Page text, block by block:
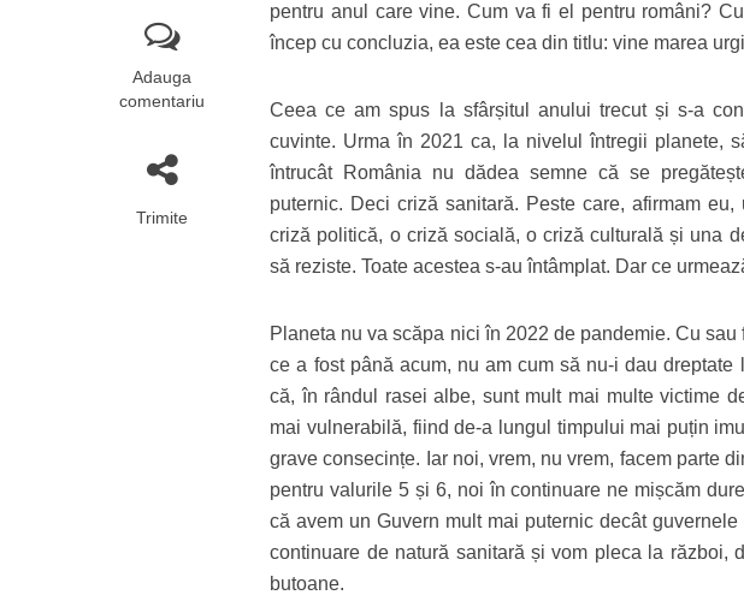
Adauga
comentariu
Trimite
pentru anul care vine. Cum va fi el pentru români?
încep cu concluzia, ea este cea din titlu: vine marea
Ceea ce am spus la sfârșitul anului trecut și s-a
cuvinte. Urma în 2021 ca, la nivelul întregii planete,
întrucât România nu dădea semne că se
puternic. Deci criză sanitară. Peste care, afirmam
criză politică, o criză socială, o criză culturală și una
să reziste. Toate acestea s-au întâmplat. Dar ce
Planeta nu va scăpa nici în 2022 de pandemie. Cu
ce a fost până acum, nu am cum să nu-i dau dreptate
că, în rândul rasei albe, sunt mult mai multe victime
mai vulnerabilă, fiind de-a lungul timpului mai puțin
grave consecințe. Iar noi, vrem, nu vrem, facem parte
pentru valurile 5 și 6, noi în continuare ne mișcăm
că avem un Guvern mult mai puternic decât
continuare de natură sanitară și vom pleca la război,
butoane.